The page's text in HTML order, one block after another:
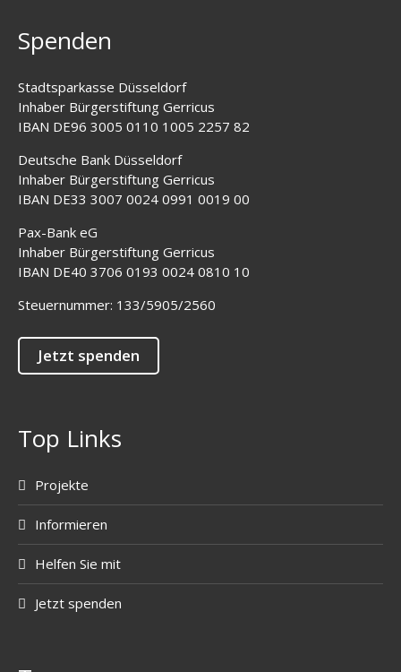
Spenden
Stadtsparkasse Düsseldorf
Inhaber Bürgerstiftung Gerricus
IBAN DE96 3005 0110 1005 2257 82
Deutsche Bank Düsseldorf
Inhaber Bürgerstiftung Gerricus
IBAN DE33 3007 0024 0991 0019 00
Pax-Bank eG
Inhaber Bürgerstiftung Gerricus
IBAN DE40 3706 0193 0024 0810 10
Steuernummer: 133/5905/2560
Jetzt spenden
Top Links
Projekte
Informieren
Helfen Sie mit
Jetzt spenden